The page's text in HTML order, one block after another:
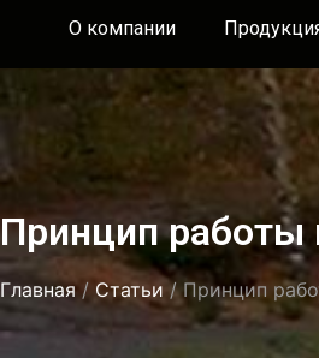
О компании
Принцип работы
Главная/ Статьи / Принцип